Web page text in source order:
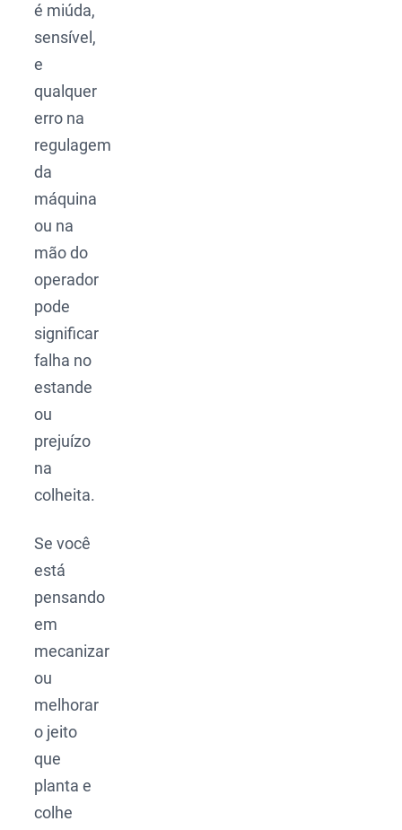
é miúda,
sensível,
e
qualquer
erro na
regulagem
da
máquina
ou na
mão do
operador
pode
significar
falha no
estande
ou
prejuízo
na
colheita.
Se você
está
pensando
em
mecanizar
ou
melhorar
o jeito
que
planta e
colhe